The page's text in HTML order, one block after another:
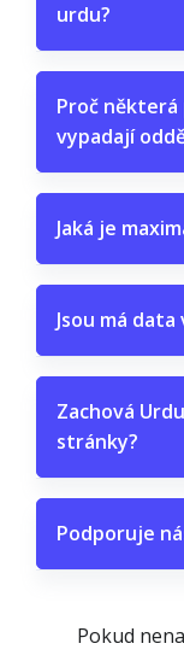
urdu?
Proč některá
vypadají
Jaká je
Jsou má data
Zachová
stránky?
Podporuje
Pokud